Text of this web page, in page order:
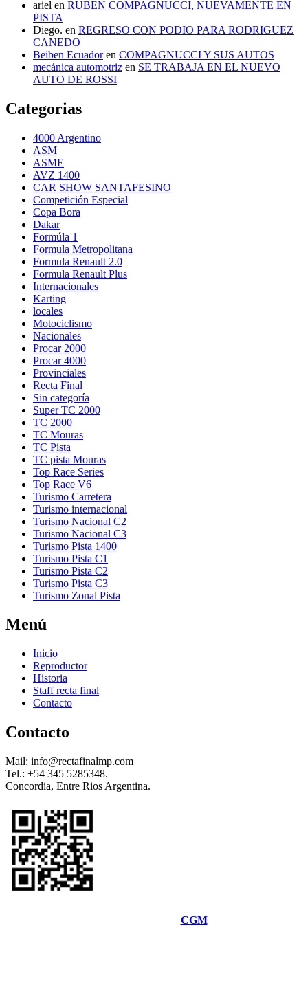
ariel en RUBEN COMPAGNUCCI, NUEVAMENTE EN
PISTA
Diego. en REGRESO CON PODIO PARA RODRIGUEZ
CANEDO
Beiben Ecuadoren COMPAGNUCCI Y SUS AUTOS
mecánica automotriz en SE TRABAJA EN EL NUEVO
AUTO DE ROSSI
Categorias
4000 Argentino
ASM
ASME
AVZ 1400
CAR SHOW SANTAFESINO
Competición Especial
Copa Bora
Dakar
Formúla 1
Formula Metropolitana
Formula Renault 2.0
Formula Renault Plus
Internacionales
Karting
locales
Motociclismo
Nacionales
Procar 2000
Procar 4000
Provinciales
Recta Final
Sin categoría
Super TC 2000
TC 2000
TC Mouras
TC Pista
TC pista Mouras
Top Race Series
Turismo Carretera
Turismo internacional
Turismo Nacional C2
Turismo Nacional C3
Turismo Pista 1400
Turismo Pista C1
Turismo Pista C2
Turismo Pista C3
Turismo Zonal Pista
Menú
Inicio
Reproductor
Historia
Staff recta final
Contacto
Contacto
Mail: info@rectafinalmp.com
Tel.: +54 345 5285348.
Concordia, Entre Rios Argentina.
CGM